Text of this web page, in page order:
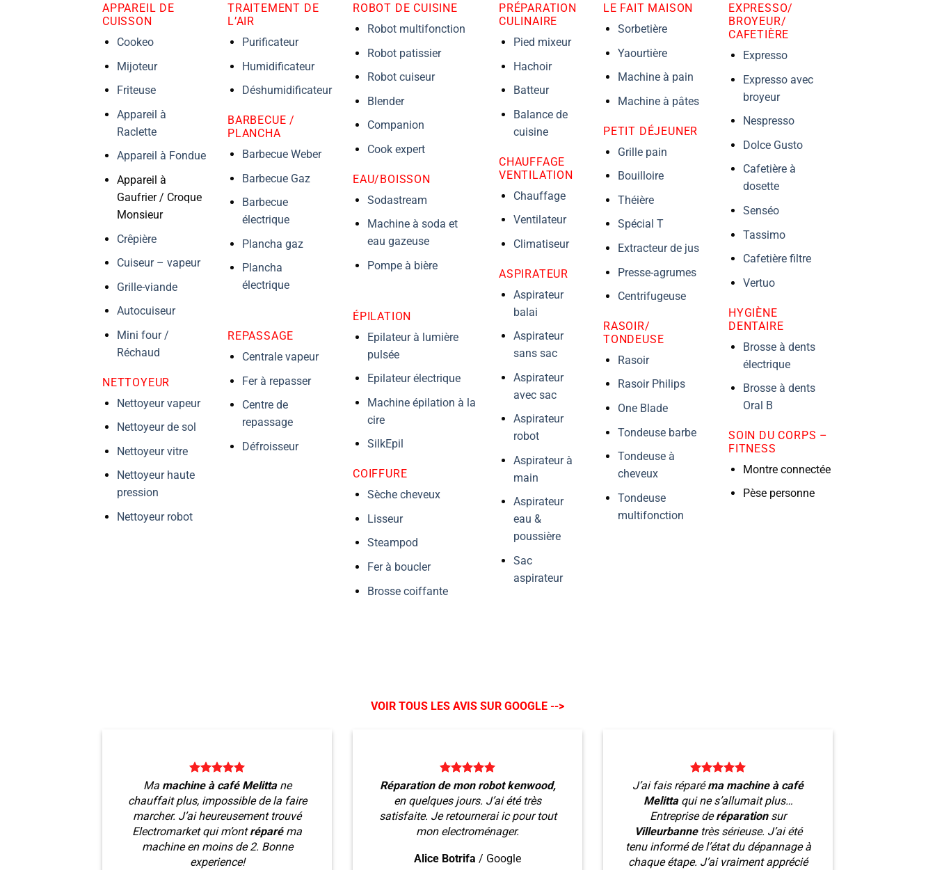
APPAREIL DE
CUISSON
Cookeo
Mijoteur
Friteuse
Appareil à
Raclette
Appareil à Fondue
Appareil à
Gaufrier / Croque
Monsieur
Crêpière
Cuiseur – vapeur
Grille-viande
Autocuiseur
Mini four /
Réchaud
NETTOYEUR
Nettoyeur vapeur
Nettoyeur de sol
Nettoyeur vitre
Nettoyeur haute
pression
Nettoyeur robot
TRAITEMENT DE
L’AIR
Purificateur
Humidificateur
Déshumidificateur
BARBECUE /
PLANCHA
Barbecue Weber
Barbecue Gaz
Barbecue
électrique
Plancha gaz
Plancha
électrique
REPASSAGE
Centrale vapeur
Fer à repasser
Centre de
repassage
Défroisseur
ROBOT DE CUISINE
Robot multifonction
Robot patissier
Robot cuiseur
Blender
Companion
Cook expert
EAU/BOISSON
Sodastream
Machine à soda et
eau gazeuse
Pompe à bière
ÉPILATION
Epilateur à lumière
pulsée
Epilateur électrique
Machine épilation à la
cire
SilkEpil
COIFFURE
Sèche cheveux
Lisseur
Steampod
Fer à boucler
Brosse coiffante
PRÉPARATION
CULINAIRE
Pied mixeur
Hachoir
Batteur
Balance de
cuisine
CHAUFFAGE
VENTILATION
Chauffage
Ventilateur
Climatiseur
ASPIRATEUR
Aspirateur
balai
Aspirateur
sans sac
Aspirateur
avec sac
Aspirateur
robot
Aspirateur à
main
Aspirateur
eau &
poussière
Sac
aspirateur
LE FAIT MAISON
Sorbetière
Yaourtière
Machine à pain
Machine à pâtes
PETIT DÉJEUNER
Grille pain
Bouilloire
Théière
Spécial T
Extracteur de jus
Presse-agrumes
Centrifugeuse
RASOIR/
TONDEUSE
Rasoir
Rasoir Philips
One Blade
Tondeuse barbe
Tondeuse à
cheveux
Tondeuse
multifonction
EXPRESSO/
BROYEUR/
CAFETIÈRE
Expresso
Expresso avec
broyeur
Nespresso
Dolce Gusto
Cafetière à
dosette
Senséo
Tassimo
Cafetière filtre
Vertuo
HYGIÈNE
DENTAIRE
Brosse à dents
électrique
Brosse à dents
Oral B
SOIN DU CORPS –
FITNESS
Montre connectée
Pèse personne
VOIR TOUS LES AVIS SUR GOOGLE -->
Ma machine à café Melitta ne
chauffait plus, impossible de la faire
marcher. J’ai heureusement trouvé
Electromarket qui m’ontréparéma
machine en moins de 2. Bonne
experience!
Réparation de mon robot kenwood,
en quelques jours. J’ai été très
satisfaite. Je retournerai ic pour tout
mon electroménager.
Alice Botrifa / Google
J’ai fais réparéma machine à café
Melittaqui ne s’allumait plus…
Entreprise deréparationsur
Villeurbannetrès sérieuse. J’ai été
tenu informé de l’état du dépannage à
chaque étape. J’ai vraiment apprécié